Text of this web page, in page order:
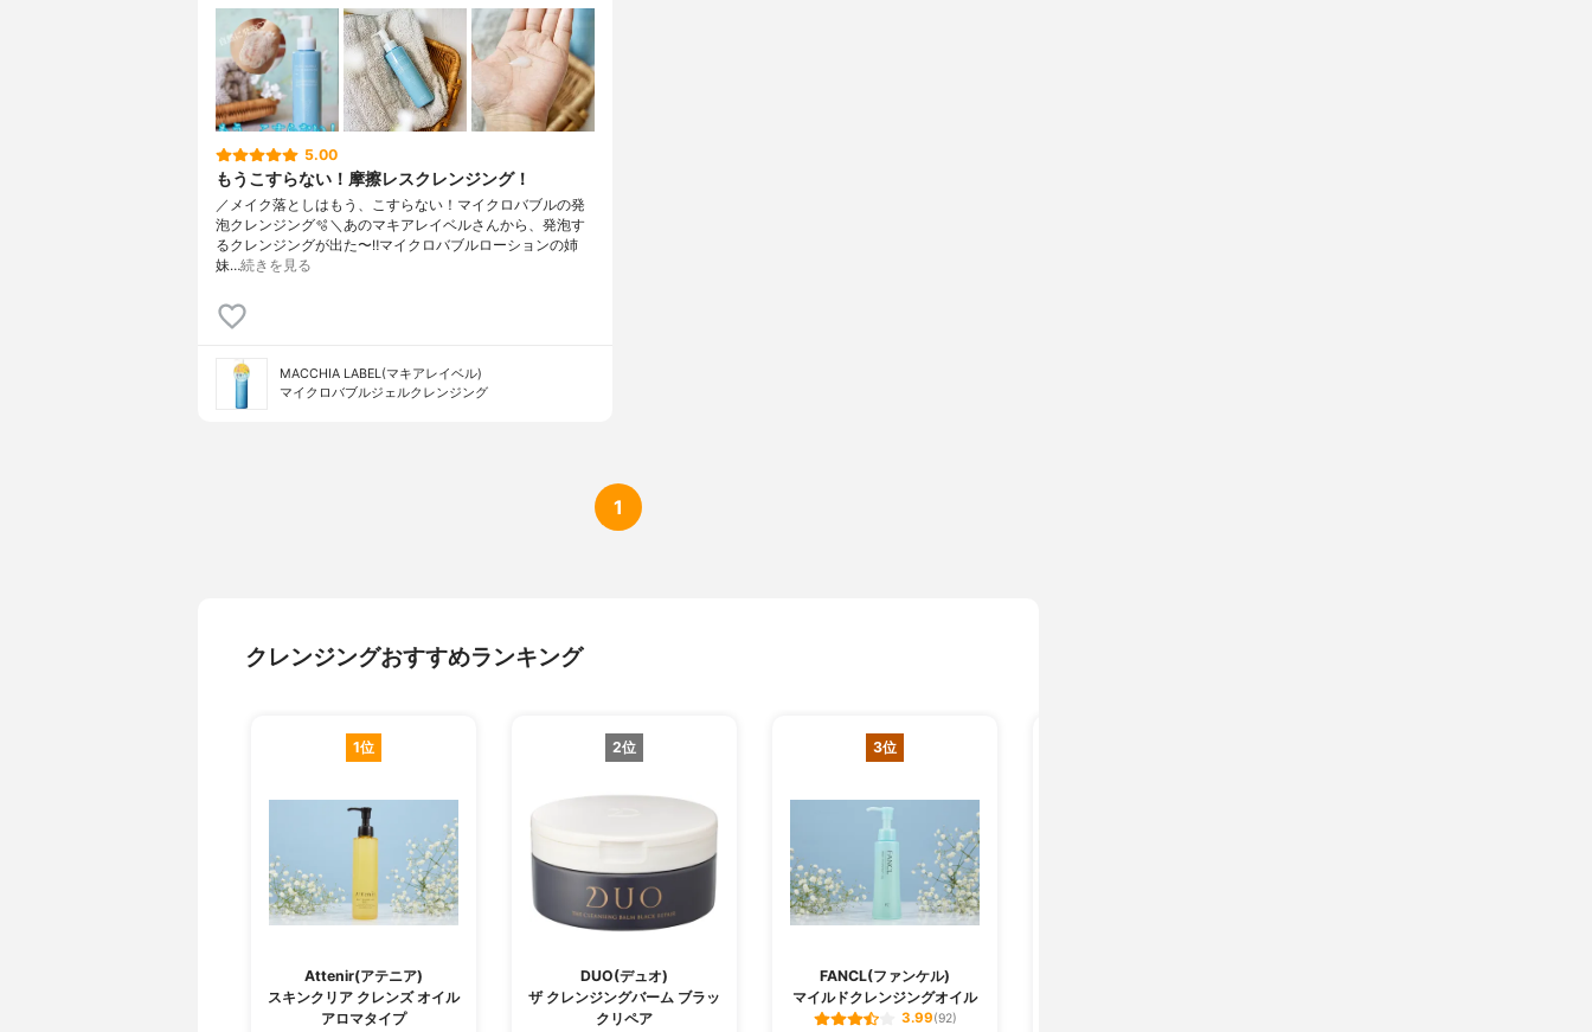
5.00
もうこすらない！摩擦レスクレンジング！
／メイク落としはもう、こすらない！マイクロバブルの発
泡クレンジング🫧＼あのマキアレイベルさんから、発泡す
るクレンジングが出た〜‼︎マイクロバブルローションの姉
妹…続きを見る
MACCHIA LABEL(マキアレイベル)
マイクロバブルジェルクレンジング
1
クレンジングおすすめランキング
1位
Attenir(アテニア)
スキンクリア クレンズ オイル
アロマタイプ
2位
DUO(デュオ)
ザ クレンジングバーム ブラッ
クリペア
3位
FANCL(ファンケル)
マイルドクレンジングオイル
3.99(92)